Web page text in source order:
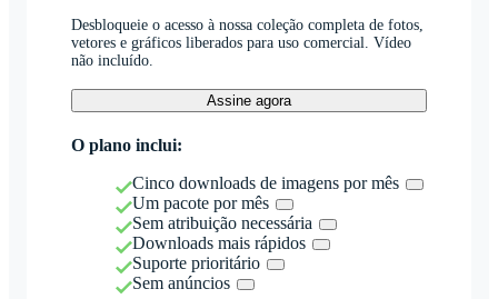
Desbloqueie o acesso à nossa coleção completa de fotos,
vetores e gráficos liberados para uso comercial. Vídeo
não incluído.
Assine agora
O plano inclui:
Cinco downloads de imagens por mês
Um pacote por mês
Sem atribuição necessária
Downloads mais rápidos
Suporte prioritário
Sem anúncios